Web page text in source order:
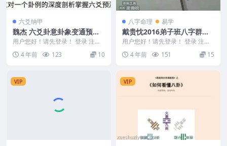
六爻纳甲
魏杰 六爻卦意卦象变通预测
法 视频17课教程
用户您好！请先登录！ 登录 注册
魏杰老师 六爻卦意卦象变通预测
法 教学课程17...
4 年前 123 10
八字命理 易学
戴贵忱2016弟子班八字群课
视频19集
用户您好！请先登录！ 登录 注册
戴贵忱2016八字群课视频19集 戴
贵忱八字课...
4 年前 151 15
VIP VIP